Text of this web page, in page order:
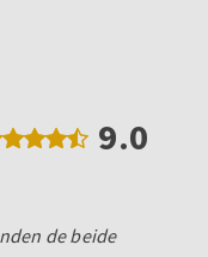
9.0
de beide